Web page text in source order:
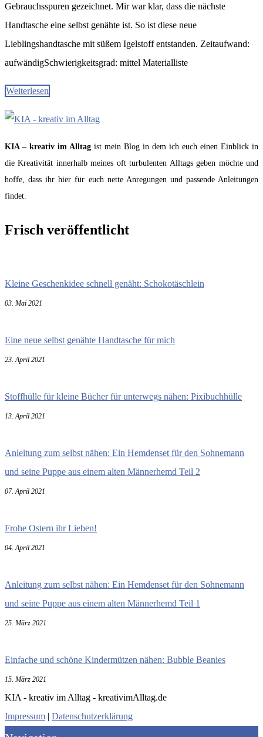
Gebrauchsspuren gezeichnet. Mir war klar, dass die nächste
Handtasche eine selbst genähte ist. So ist diese neue
Lieblingshandtasche mit süßem Igelstoff entstanden. Zeitaufwand:
aufwändigSchwierigkeitsgrad: mittel Materialliste
Weiterlesen
KIA – kreativ im Alltag ist mein Blog in dem ich euch einen Einblick in
die Kreativität innerhalb meines oft turbulenten Alltags geben möchte und
hoffe, dass ihr hier für euch nette Anregungen und passende Anleitungen
findet.
Frisch veröffentlicht
Kleine Geschenkidee schnell genäht: Schokotäschlein
03. Mai 2021
Eine neue selbst genähte Handtasche für mich
23. April 2021
Stoffhülle für kleine Bücher für unterwegs nähen: Pixibuchhülle
13. April 2021
Anleitung zum selbst nähen: Ein Hemdenset für den Sohnemann
und seine Puppe aus einem alten Männerhemd Teil 2
07. April 2021
Frohe Ostern ihr Lieben!
04. April 2021
Anleitung zum selbst nähen: Ein Hemdenset für den Sohnemann
und seine Puppe aus einem alten Männerhemd Teil 1
25. März 2021
Einfache und schöne Kindermützen nähen: Bubble Beanies
15. März 2021
KIA - kreativ im Alltag - kreativimAlltag.de
Impressum | Datenschutzerklärung